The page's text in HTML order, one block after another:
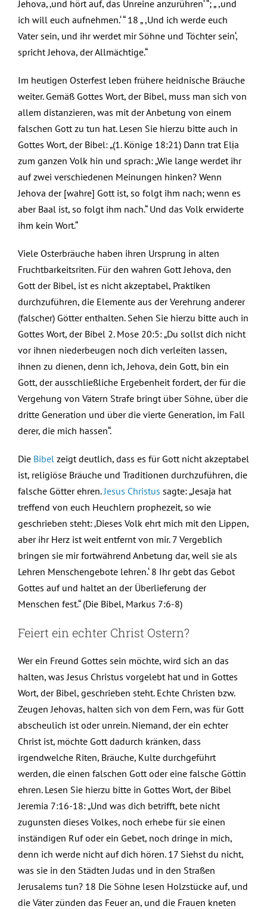
Jehova, ‚und hört auf, das Unreine anzurühren‘ “; „ ,und
ich will euch aufnehmen.‘ “ 18 „ ,Und ich werde euch
Vater sein, und ihr werdet mir Söhne und Töchter sein‘,
spricht Jehova, der Allmächtige.“
Im heutigen Osterfest leben frühere heidnische Bräuche
weiter. Gemäß Gottes Wort, der Bibel, muss man sich von
allem distanzieren, was mit der Anbetung von einem
falschen Gott zu tun hat. Lesen Sie hierzu bitte auch in
Gottes Wort, der Bibel: „(1. Könige 18:21) Dann trat Elịa
zum ganzen Volk hin und sprach: „Wie lange werdet ihr
auf zwei verschiedenen Meinungen hinken? Wenn
Jehova der [wahre] Gott ist, so folgt ihm nach; wenn es
aber Baal ist, so folgt ihm nach.“ Und das Volk erwiderte
ihm kein Wort.“
Viele Osterbräuche haben ihren Ursprung in alten
Fruchtbarkeitsriten. Für den wahren Gott Jehova, den
Gott der Bibel, ist es nicht akzeptabel, Praktiken
durchzuführen, die Elemente aus der Verehrung anderer
(falscher) Götter enthalten. Sehen Sie hierzu bitte auch in
Gottes Wort, der Bibel 2. Mose 20:5: „Du sollst dich nicht
vor ihnen niederbeugen noch dich verleiten lassen,
ihnen zu dienen, denn ich, Jehova, dein Gott, bin ein
Gott, der ausschließliche Ergebenheit fordert, der für die
Vergehung von Vätern Strafe bringt über Söhne, über die
dritte Generation und über die vierte Generation, im Fall
derer, die mich hassen“.
Die Bibel zeigt deutlich, dass es für Gott nicht akzeptabel
ist, religiöse Bräuche und Traditionen durchzuführen, die
falsche Götter ehren.Jesus Christus sagte: „Jesaja hat
treffend von euch Heuchlern prophezeit, so wie
geschrieben steht: ‚Dieses Volk ehrt mich mit den Lippen,
aber ihr Herz ist weit entfernt von mir. 7 Vergeblich
bringen sie mir fortwährend Anbetung dar, weil sie als
Lehren Menschengebote lehren.‘ 8 Ihr gebt das Gebot
Gottes auf und haltet an der Überlieferung der
Menschen fest.“ (Die Bibel, Markus 7:6-8)
Feiert ein echter Christ Ostern?
Wer ein Freund Gottes sein möchte, wird sich an das
halten, was Jesus Christus vorgelebt hat und in Gottes
Wort, der Bibel, geschrieben steht. Echte Christen bzw.
Zeugen Jehovas, halten sich von dem Fern, was für Gott
abscheulich ist oder unrein. Niemand, der ein echter
Christ ist, möchte Gott dadurch kränken, dass
irgendwelche Riten, Bräuche, Kulte durchgeführt
werden, die einen falschen Gott oder eine falsche Göttin
ehren. Lesen Sie hierzu bitte in Gottes Wort, der Bibel
Jeremia 7:16-18: „Und was dich betrifft, bete nicht
zugunsten dieses Volkes, noch erhebe für sie einen
inständigen Ruf oder ein Gebet, noch dringe in mich,
denn ich werde nicht auf dich hören. 17 Siehst du nicht,
was sie in den Städten Judas und in den Straßen
Jerusalems tun? 18 Die Söhne lesen Holzstücke auf, und
die Väter zünden das Feuer an, und die Frauen kneten